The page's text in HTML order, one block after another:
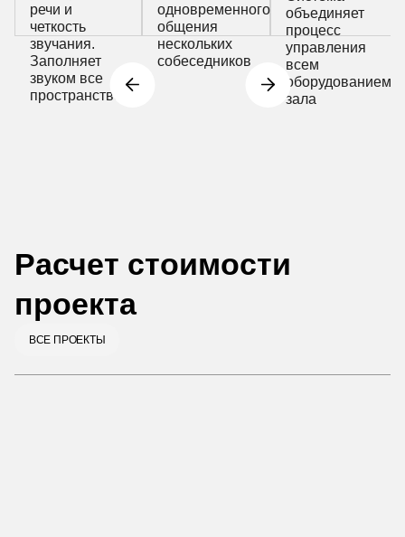
речи и
четкость
звучания.
Заполняет
звуком все
пространство
одновременного
общения
нескольких
собеседников
объединяет
процесс
управления
всем
оборудованием
зала
Расчет стоимости
проекта
ВСЕ ПРОЕКТЫ